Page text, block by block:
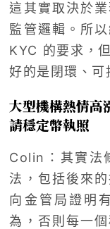
這其實取決於
監管邏輯。所
KYC 的要求，
好的是閉環、可
大型機構熱情高
請穩定幣執照
Colin：其實法
法，包括後來
向金管局證明
為，否則每一